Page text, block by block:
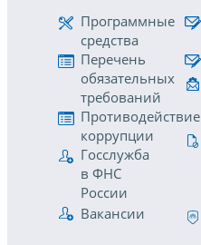
Программные
средства
Перечень
обязательных
требований
Противодействие
коррупции
Госслужба
в ФНС
России
Вакансии